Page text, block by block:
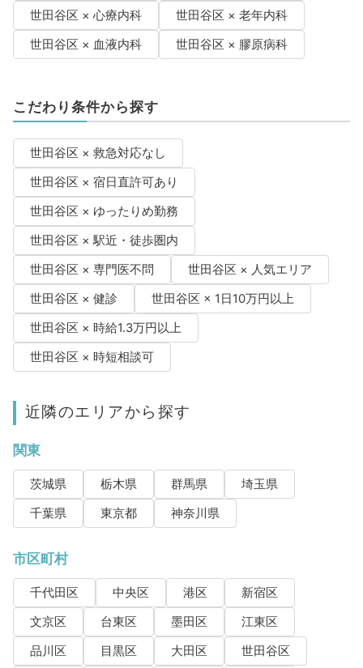
世田谷区 × 心療内科
世田谷区 × 老年内科
世田谷区 × 血液内科
世田谷区 × 膠原病科
こだわり条件から探す
世田谷区 × 救急対応なし
世田谷区 × 宿日直許可あり
世田谷区 × ゆったりめ勤務
世田谷区 × 駅近・徒歩圏内
世田谷区 × 専門医不問
世田谷区 × 人気エリア
世田谷区 × 健診
世田谷区 × 1日10万円以上
世田谷区 × 時給1.3万円以上
世田谷区 × 時短相談可
近隣のエリアから探す
関東
茨城県 栃木県 群馬県
埼玉県
千葉県
東京都 神奈川県
市区町村
千代田区 中央区 港区
新宿区
文京区
台東区 墨田区
江東区
品川区
目黒区 大田区
世田谷区